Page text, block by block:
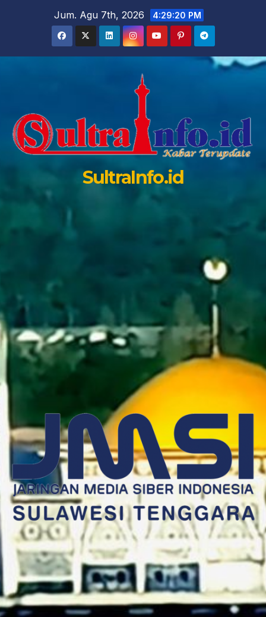
Jum. Agu 7th, 2026 4:29:21 PM
SultraInfo.id